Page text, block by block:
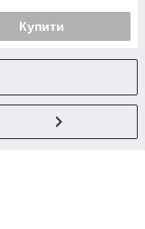
Купити